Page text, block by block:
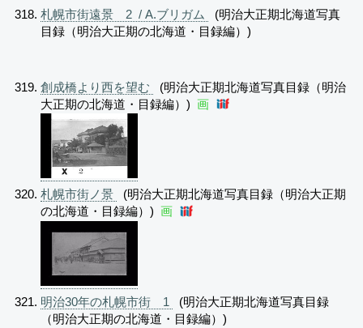
札幌市街遠景 2 / A.ブリガム
(明治大正期北海道写真
目録（明治大正期の北海道・目録編）)
創成橋より西を望む
(明治大正期北海道写真目録（明治
大正期の北海道・目録編）) 画
札幌市街ノ景
(明治大正期北海道写真目録（明治大正期
の北海道・目録編）) 画
明治30年の札幌市街 1
(明治大正期北海道写真目録
（明治大正期の北海道・目録編）)